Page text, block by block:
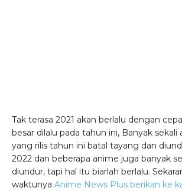
Tak terasa 2021 akan berlalu dengan
besar dilalu pada tahun ini, Banyak sekali
yang rilis tahun ini batal tayang dan
2022 dan beberapa anime juga banyak
diundur, tapi hal itu biarlah berlalu.
waktunya Anime News Plus berikan ke